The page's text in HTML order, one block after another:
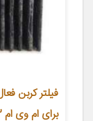
برای ام وی ام X33